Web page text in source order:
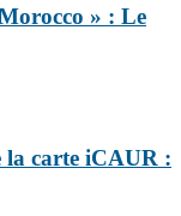
» : Le
carte iCAUR :